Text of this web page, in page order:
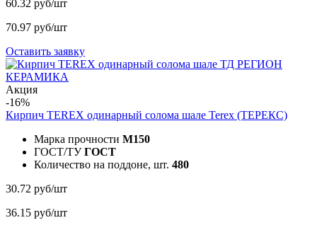
60.32 руб/шт
70.97 руб/шт
Оставить заявку
Акция
-16%
Кирпич TEREX одинарный солома шале Terex (ТЕРЕКС)
Марка прочности M150
ГОСТ/ТУ ГОСТ
Количество на поддоне, шт. 480
30.72 руб/шт
36.15 руб/шт